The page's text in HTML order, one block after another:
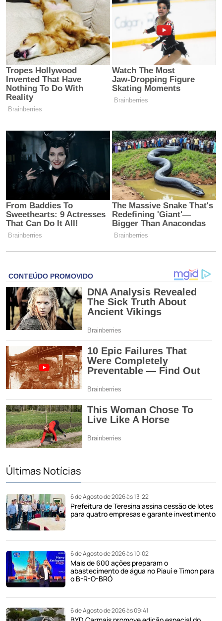
Últimas Notícias
6 de Agosto de 2026 às 13:22
Prefeitura de Teresina assina cessão de lotes
para quatro empresas e garante investimento
6 de Agosto de 2026 às 10:02
Mais de 600 ações preparam o
abastecimento de água no Piauí e Timon para
o B-R-O-BRÓ
6 de Agosto de 2026 às 09:41